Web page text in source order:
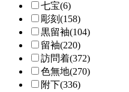
七宝(6)
彫刻(158)
黒留袖(104)
留袖(220)
訪問着(372)
色無地(270)
附下(336)